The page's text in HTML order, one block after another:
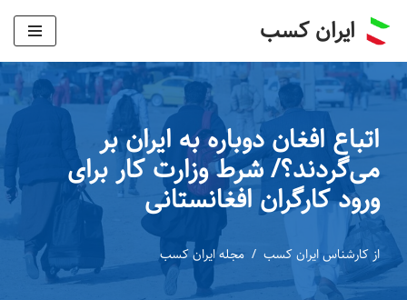
پرش
به
محتوا
ایران کسب
اتباع افغان دوباره به ایران بر
می‌گردند؟/ شرط وزارت کار برای
ورود کارگران افغانستانی
از کارشناس ایران کسب مجله ایران کسب